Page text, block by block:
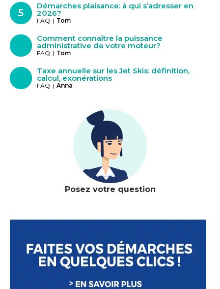
Démarches plaisance: à qui s’adresser en
2026?
Tom
|
FAQ
Comment connaître la puissance
administrative de votre moteur?
Tom
|
FAQ
Taxe annuelle sur les Jet Skis: définition,
calcul, exonérations
Anna
|
FAQ
Posez votre question